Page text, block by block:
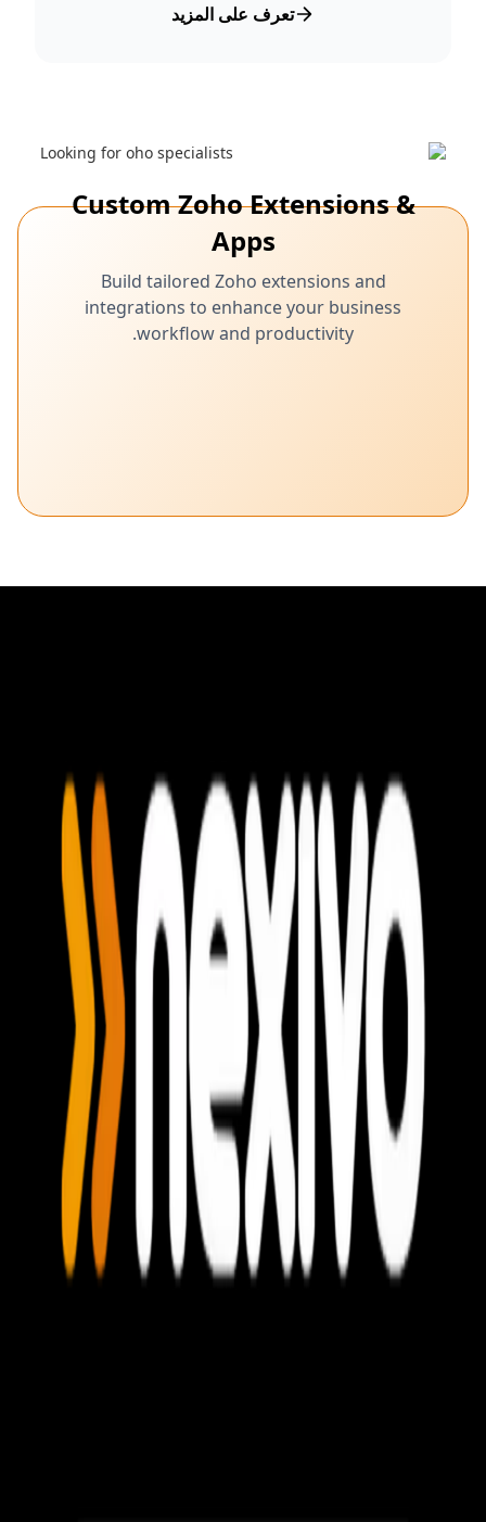
تعرف على المزيد
Custom Zoho Extensions &
Apps
Build tailored Zoho extensions and
integrations to enhance your business
workflow and productivity.